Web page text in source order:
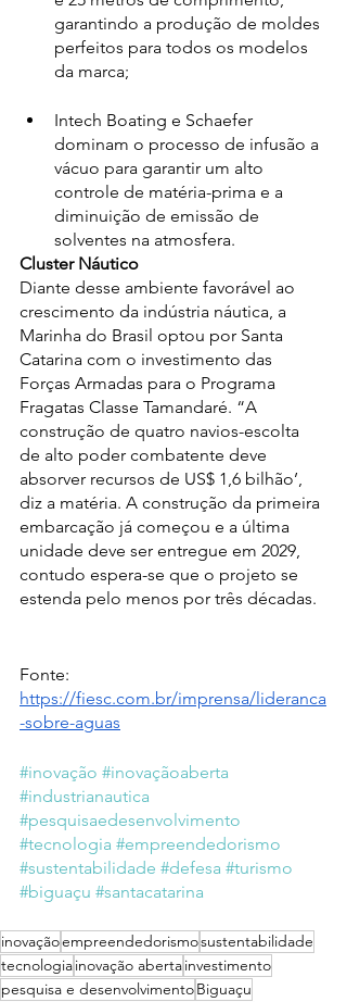
garantindo a produção de moldes
perfeitos para todos os modelos
da marca;
Intech Boating e Schaefer
dominam o processo de infusão a
vácuo para garantir um alto
controle de matéria-prima e a
diminuição de emissão de
solventes na atmosfera.
Cluster Náutico
Diante desse ambiente favorável ao
crescimento da indústria náutica, a
Marinha do Brasil optou por Santa
Catarina com o investimento das
Forças Armadas para o Programa
Fragatas Classe Tamandaré. “A
construção de quatro navios-escolta
de alto poder combatente deve
absorver recursos de US$ 1,6 bilhão’,
diz a matéria. A construção da primeira
embarcação já começou e a última
unidade deve ser entregue em 2029,
contudo espera-se que o projeto se
estenda pelo menos por três décadas.
Fonte:
https://fiesc.com.br/imprensa/lideranca
-sobre-aguas
#inovação #inovaçãoaberta
#industrianautica
#pesquisaedesenvolvimento
#tecnologia #empreendedorismo
#sustentabilidade #defesa #turismo
#biguaçu #santacatarina
inovaçãoempreendedorismosustentabilidade
tecnologiainovação abertainvestimento
pesquisa e desenvolvimentoBiguaçu